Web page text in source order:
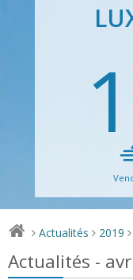
> Actualités > 2019 >
Actualités -